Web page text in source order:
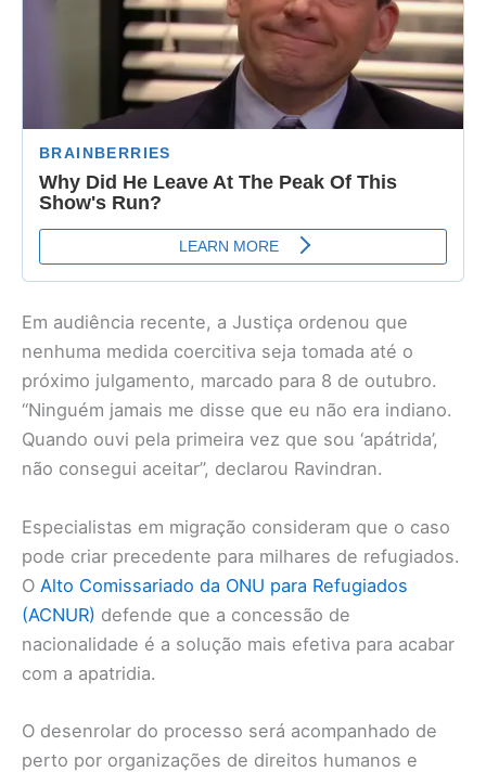
Em audiência recente, a Justiça ordenou que
nenhuma medida coercitiva seja tomada até o
próximo julgamento, marcado para 8 de outubro.
“Ninguém jamais me disse que eu não era indiano.
Quando ouvi pela primeira vez que sou ‘apátrida’,
não consegui aceitar”, declarou Ravindran.
Especialistas em migração consideram que o caso
pode criar precedente para milhares de refugiados.
O Alto Comissariado da ONU para Refugiados
(ACNUR) defende que a concessão de
nacionalidade é a solução mais efetiva para acabar
com a apatridia.
O desenrolar do processo será acompanhado de
perto por organizações de direitos humanos e